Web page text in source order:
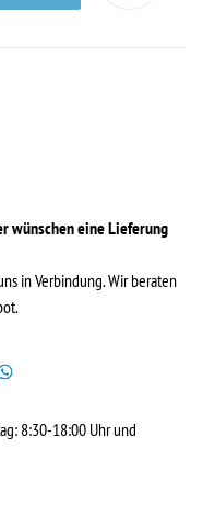
wünschen eine Lieferung
in Verbindung. Wir beraten
8:30-18:00 Uhr und